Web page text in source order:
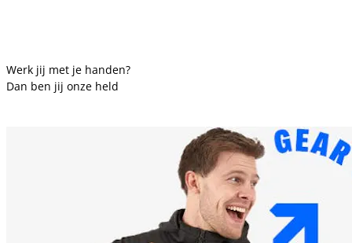
Werk jij met je handen?
Dan ben jij onze held